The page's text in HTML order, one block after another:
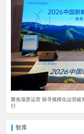
聚焦场景运营 探寻规模化运营破
行
智库